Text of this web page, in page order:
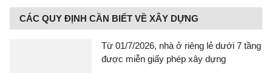
CÁC QUY ĐỊNH CẦN BIẾT VỀ XÂY DỰNG
Từ 01/7/2026, nhà ở riêng lẻ dưới 7 tầng
được miễn giấy phép xây dựng